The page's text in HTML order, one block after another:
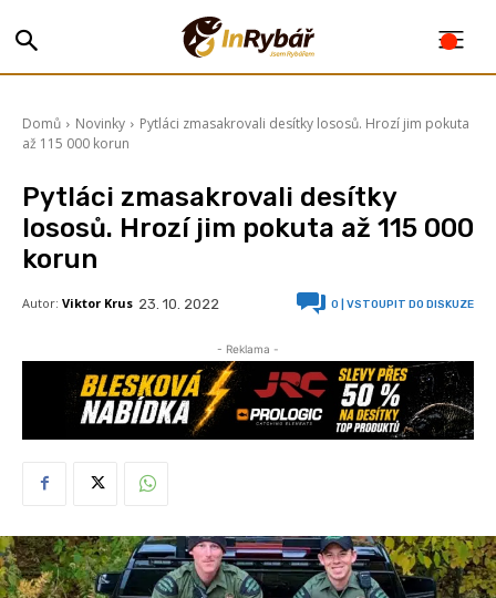
Domů Novinky
Pytláci zmasakrovali desítky lososů. Hrozí jim pokuta
až 115 000 korun
Pytláci zmasakrovali desítky
lososů. Hrozí jim pokuta až 115 000
korun
Autor: Viktor Krus 23. 10. 2022 0 | VSTOUPIT DO DISKUZE
- Reklama -